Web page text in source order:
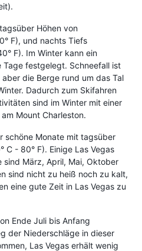
Höhen von
F), und nachts Tiefs
F). Im Winter kann ein
Tage festgelegt. Schneefall ist
die Berge rund um das Tal
Dadurch zum Skifahren
sind im Winter mit einer
Mount Charleston.
schöne Monate mit tagsüber
C - 80° F). Einige Las Vegas
März, April, Mai, Oktober
sind nicht zu heiß noch zu kalt,
eine gute Zeit in Las Vegas zu
Ende Juli bis Anfang
der Niederschläge in dieser
Las Vegas erhält wenig